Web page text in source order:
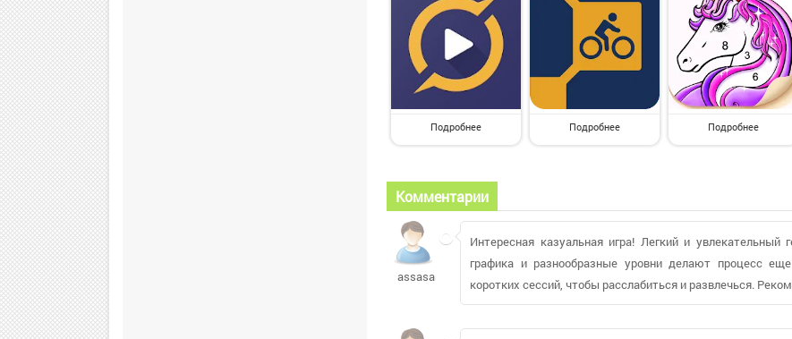
Подробнее Подробнее Подробнее
Комментарии
assasassa935
Интересная казуальная игра! Легкий и увлекательный
графика и разнообразные уровни делают процесс
коротких сессий, чтобы расслабиться и развлечься.